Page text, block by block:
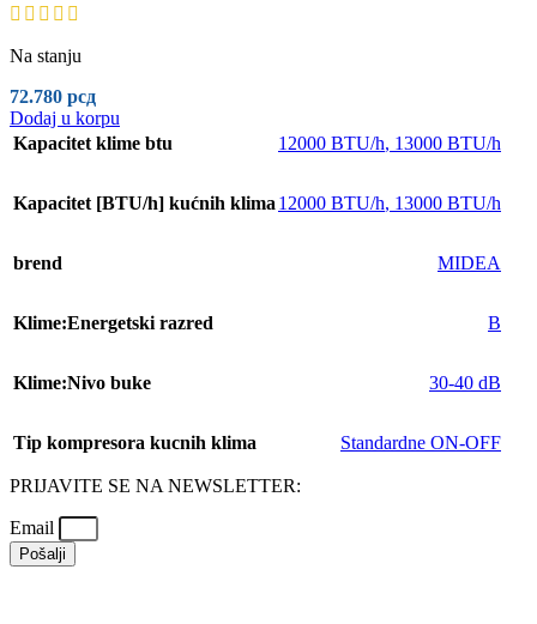
Na stanju
72.780 рсд
Dodaj u korpu
Kapacitet klime btu
12000 BTU/h, 13000 BTU/h
Kapacitet [BTU/h] kućnih klima 12000 BTU/h, 13000 BTU/h
brend MIDEA
Klime:Energetski razred B
Klime:Nivo buke 30-40 dB
Tip kompresora kucnih klima Standardne ON-OFF
PRIJAVITE SE NA NEWSLETTER:
Email
Pošalji